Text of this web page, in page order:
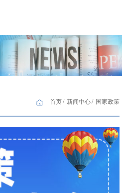
首页 新闻中心 国家政策